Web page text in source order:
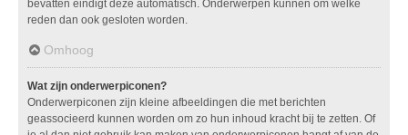
bevatten eindigt deze automatisch. Onderwerpen kunnen om welke
reden dan ook gesloten worden.
Omhoog
Wat zijn onderwerpiconen?
Onderwerpiconen zijn kleine afbeeldingen die met berichten
geassocieerd kunnen worden om zo hun inhoud kracht bij te zetten. Of